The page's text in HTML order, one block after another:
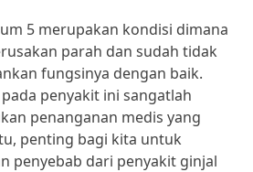
5 merupakan kondisi dimana
parah dan sudah tidak
fungsinya dengan baik.
penyakit ini sangatlah
penanganan medis yang
penting bagi kita untuk
penyebab dari penyakit ginjal